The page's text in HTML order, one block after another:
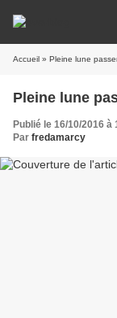
Accueil » Pleine lune
Pleine lune
Publié le 16/10/2016 à
Par fredamarcy